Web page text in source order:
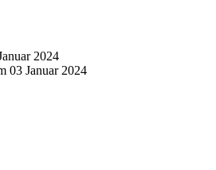
2024
03 Januar 2024